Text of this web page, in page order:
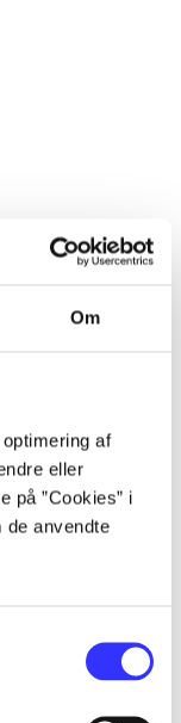
Om
af
eller
på ”Cookies” i
de anvendte